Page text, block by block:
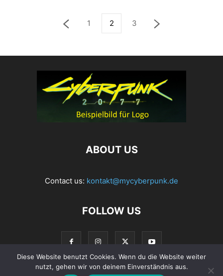
1 2 3
ABOUT US
Contact us: kontakt@mycyberpunk.de
FOLLOW US
Diese Website benutzt Cookies. Wenn du die Website weiter
nutzt, gehen wir von deinem Einverständnis aus.